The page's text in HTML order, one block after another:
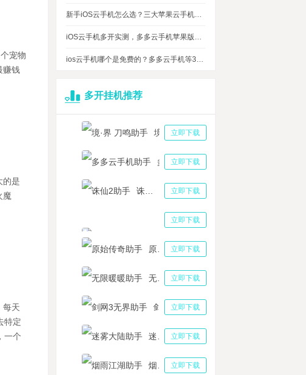
宠物
赚钱
的是
魔
每天
特定
一个
新手iOS云手机怎么选？三大苹果云手机知名品牌性能对比测评
iOS云手机多开实测，多多云手机苹果版最多可同时运行多少台？
ios云手机哪个是免费的？多多云手机等3大品牌对比测评，告诉你免费ios云手机的真相
多开挂机推荐
立即下载
立即下载
多多云手机助手
立即下载
立即下载
三国志战略版助手
立即下载
立即下载
立即下载
立即下载
立即下载